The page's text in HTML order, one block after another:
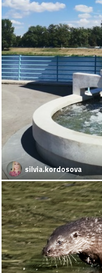
silvia.kordosova